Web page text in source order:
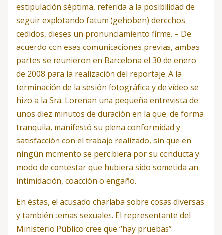
estipulación séptima, referida a la posibilidad de
seguir explotando fatum (gehoben) derechos
cedidos, dieses un pronunciamiento firme. – De
acuerdo con esas comunicaciones previas, ambas
partes se reunieron en Barcelona el 30 de enero
de 2008 para la realización del reportaje. A la
terminación de la sesión fotográfica y de vídeo se
hizo a la Sra. Lorenan una pequeña entrevista de
unos diez minutos de duración en la que, de forma
tranquila, manifestó su plena conformidad y
satisfacción con el trabajo realizado, sin que en
ningún momento se percibiera por su conducta y
modo de contestar que hubiera sido sometida an
intimidación, coacción o engaño.
En éstas, el acusado charlaba sobre cosas diversas
y también temas sexuales. El representante del
Ministerio Público cree que “hay pruebas”